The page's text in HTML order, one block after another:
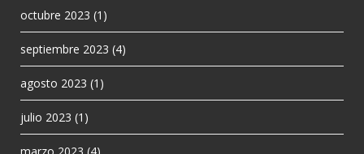
octubre 2023 (1)
septiembre 2023 (4)
agosto 2023 (1)
julio 2023 (1)
marzo 2023 (4)